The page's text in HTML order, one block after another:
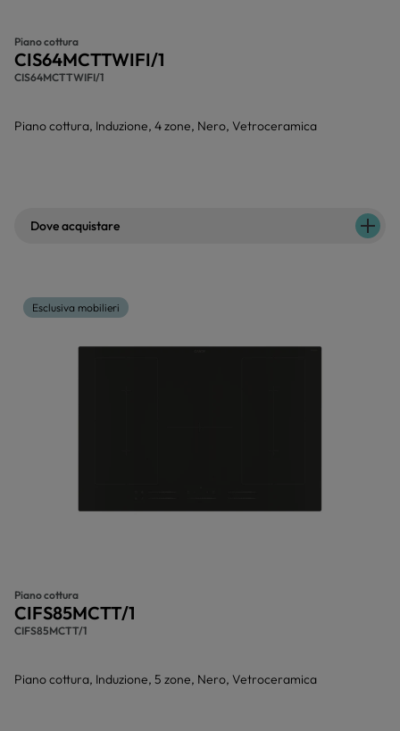
Piano cottura
CIS64MCTTWIFI/1
CIS64MCTTWIFI/1
Piano cottura, Induzione, 4 zone, Nero, Vetroceramica
Dove acquistare
Esclusiva mobilieri
Piano cottura
CIFS85MCTT/1
CIFS85MCTT/1
Piano cottura, Induzione, 5 zone, Nero, Vetroceramica